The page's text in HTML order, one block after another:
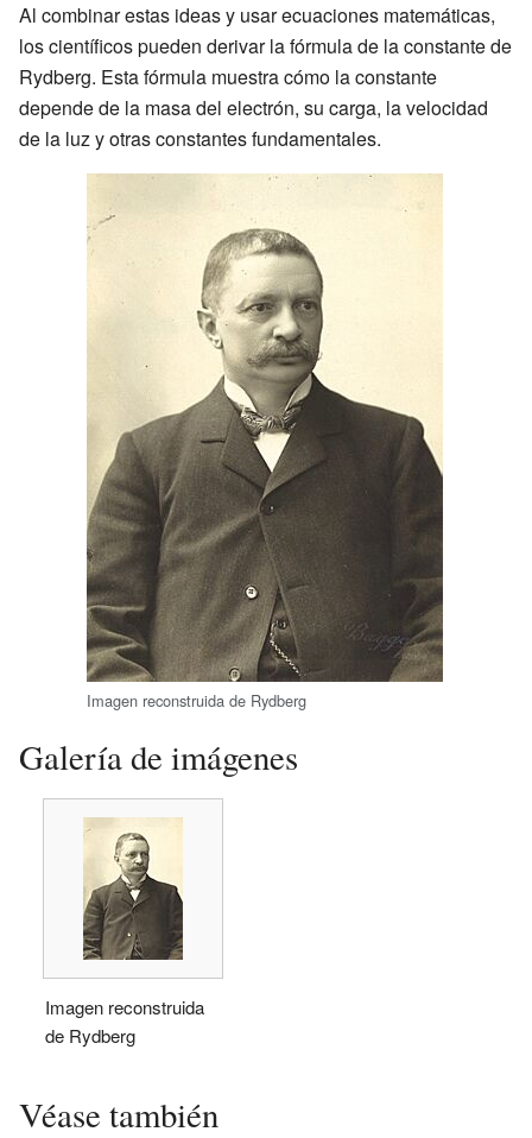
Al combinar estas ideas y usar ecuaciones matemáticas,
los científicos pueden derivar la fórmula de la constante de
Rydberg. Esta fórmula muestra cómo la constante
depende de la masa del electrón, su carga, la velocidad
de la luz y otras constantes fundamentales.
Imagen reconstruida de Rydberg
Galería de imágenes
Imagen reconstruida
de Rydberg
Véase también